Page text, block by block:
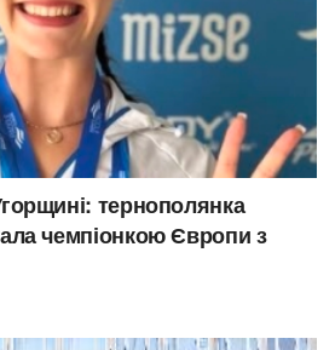
тернополянка
чемпіонкою Європи з